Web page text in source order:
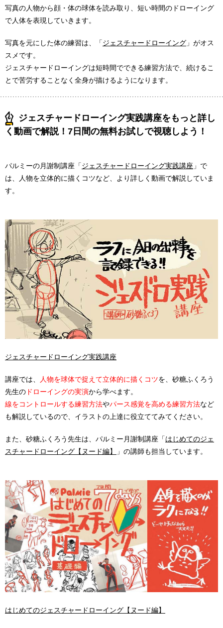
写真の人物から顔・体の球体を読み取り、短い時間のドローイング
で人体を表現していきます。
写真を元にした体の練習は、「ジェスチャードローイング 」がオス
スメです。
ジェスチャードローイングは短時間でできる練習方法で、続けるこ
とで苦労することなく全身が描けるようになります。
ジェスチャードローイング実践講座をもっと詳し
く動画で解説！7日間の無料お試しで視聴しよう！
パルミーの月謝制講座「ジェスチャードローイング実践講座 」で
は、人物を立体的に描くコツなど、より詳しく動画で解説していま
す。
ジェスチャードローイング実践講座
講座では、 人物を球体で捉えて立体的に描くコツを、砂糖ふくろう
先生の ドローイングの実演から学べます。
線をコントロールする練習方法やパース感覚を高める練習方法など
も解説しているので、イラストの上達に役立ててみてください。
また、砂糖ふくろう先生は、パルミー月謝制講座「はじめてのジェ
スチャードローイング【ヌード編】
」の講師も担当しています。
はじめてのジェスチャードローイング【ヌード編】